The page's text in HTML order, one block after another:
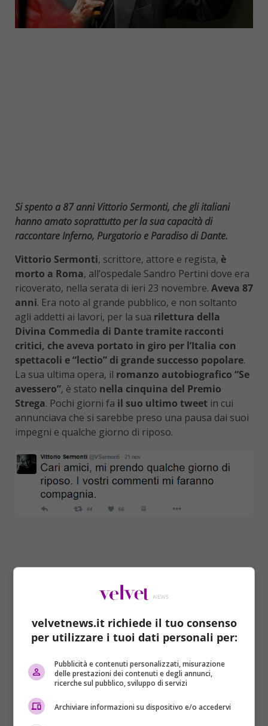
Si spento a 87 anni Vittorio Sermonti, che gli italiani
hanno amato soprattutto per la sua capacità di
raccontare Inferno, Purgatorio e Paradiso di Dante.
Vittorio Sermonti, scrittore, attore e regista, è
morto a Roma, all’ospedale Sandro Pertini dove era
ricoverato, nella serata di ieri 23 novembre. Aveva 87
anni. Era noto al grande pubblico, e non soltanto
agli addetti ai lavori, per la sua rilettura della
Divina Commedia di Dante tramite racconti
critici, che aveva portato in giro per l’Italia con
spettacoli e “lectio” di grande successo popolare.
La sua ultima opera, il romanzo autobiografico “Se
avessero”, è stato nella cinquina del Premio
Strega. Pochi giorni fa il suo ultimo tweet in cui
annunciava che si sarebbe preso una pausa dai suoi
impegni e qualche giorno di riposo.
velvetnews.it richiede il tuo consenso
per utilizzare i tuoi dati personali per:
Pubblicità e contenuti personalizzati, misurazione
delle prestazioni dei contenuti e degli annunci,
ricerche sul pubblico, sviluppo di servizi
Archiviare informazioni su dispositivo e/o accedervi